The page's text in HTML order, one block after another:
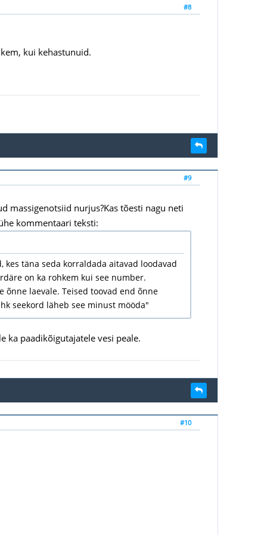
#8
kui kehastunuid.
#9
massigenotsiid nurjus?Kas tõesti nagu neti
kommentaari teksti:
kes täna seda korraldada aitavad loodavad
on ka rohkem kui see number.
õnne laevale. Teised toovad end õnne
seekord läheb see minust mööda"
ka paadikõigutajatele vesi peale.
#10